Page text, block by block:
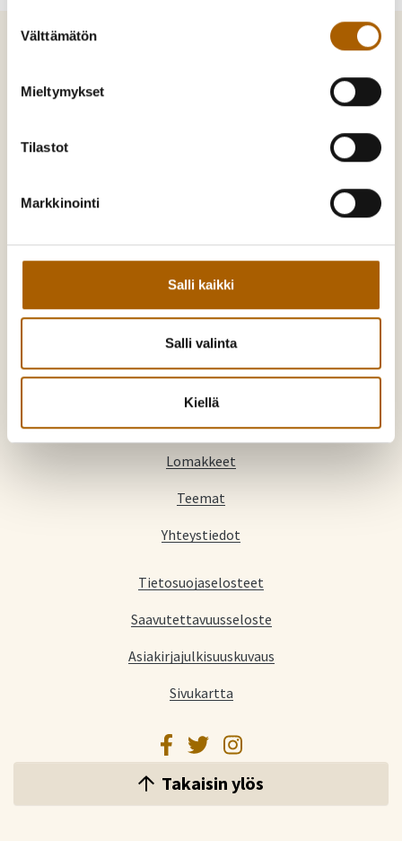
valinta
Välttämätön
Mieltymykset
Tilastot
Markkinointi
Salli kaikki
Salli valinta
Kiellä
Tyrnävä. Mukavamman arjen kotikunta
Y-tunnus: 0190140-9
Asiointi
Palaute
Hankkeet
Lomakkeet
Teemat
Yhteystiedot
Tietosuojaselosteet
Saavutettavuusseloste
Asiakirjajulkisuuskuvaus
Sivukartta
Facebook
TwitterInstagram
Takaisin ylös